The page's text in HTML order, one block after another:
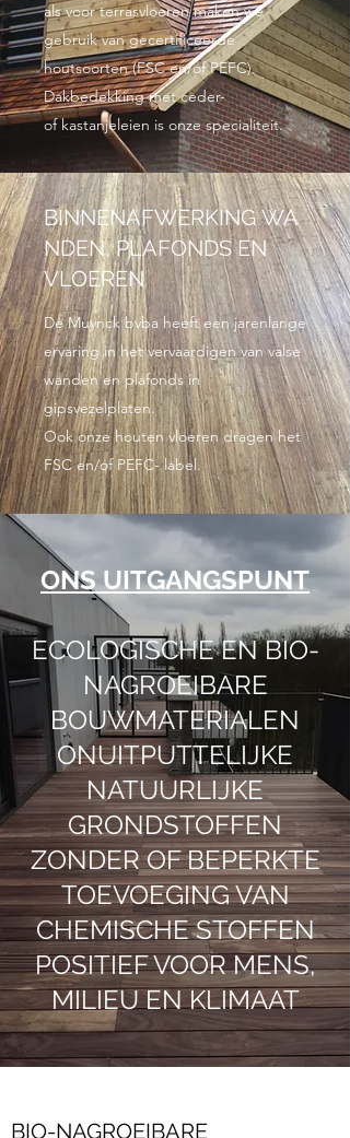
als voor terrasvloeren maken we
gebruik van gecertificeerde
houtsoorten (FSC en/of PEFC).
Dakbedekking met ceder-
of kastanjeleien is onze specialiteit.
BINNENAFWERKING WA
NDEN, PLAFONDS EN
VLOEREN
De Muynck bvba heeft een jarenlange
ervaring in het vervaardigen van valse
wanden en plafonds in
gipsvezelplaten.
Ook onze houten vloeren dragen het
FSC en/of PEFC- label.
ONS UITGANGSPUNT
ECOLOGISCHE EN BIO-
NAGROEIBARE
BOUWMATERIALEN
ONUITPUTTELIJKE
NATUURLIJKE
GRONDSTOFFEN
ZONDER OF BEPERKTE
TOEVOEGING VAN
CHEMISCHE STOFFEN
POSITIEF VOOR MENS,
MILIEU EN KLIMAAT
BIO-NAGROEIBARE